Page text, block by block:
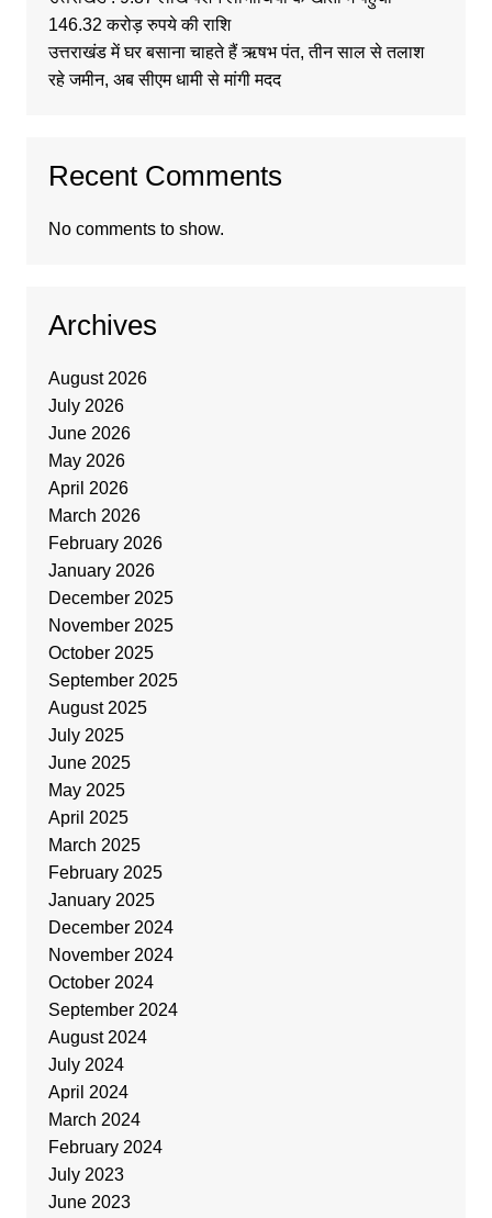
146.32 करोड़ रुपये की राशि
उत्तराखंड में घर बसाना चाहते हैं ऋषभ पंत, तीन साल से तलाश
रहे जमीन, अब सीएम धामी से मांगी मदद
Recent Comments
No comments to show.
Archives
August 2026
July 2026
June 2026
May 2026
April 2026
March 2026
February 2026
January 2026
December 2025
November 2025
October 2025
September 2025
August 2025
July 2025
June 2025
May 2025
April 2025
March 2025
February 2025
January 2025
December 2024
November 2024
October 2024
September 2024
August 2024
July 2024
April 2024
March 2024
February 2024
July 2023
June 2023